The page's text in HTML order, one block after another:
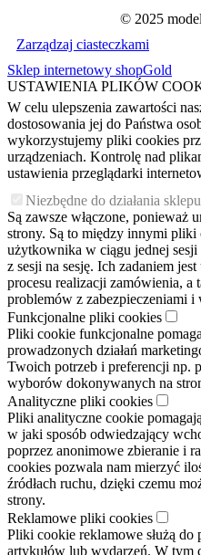
© 2025
Zarządzaj ciasteczkami
Sklep internetowy shopGold
USTAWIENIA PLIKÓW
W celu ulepszenia zawartości
dostosowania jej do Państwa
wykorzystujemy pliki cookies
urządzeniach. Kontrolę nad
ustawienia przeglądarki
Niezbędne do działania
Są zawsze włączone, ponieważ
strony. Są to między innymi pliki
użytkownika w ciągu jednej
z sesji na sesję. Ich zadaniem
procesu realizacji zamówienia,
problemów z zabezpieczeniami i
Funkcjonalne pliki cookies
Pliki cookie funkcjonalne
prowadzonych działań
Twoich potrzeb i preferencji np.
wyborów dokonywanych na
Analityczne pliki cookies
Pliki analityczne cookie
w jaki sposób odwiedzający
poprzez anonimowe zbieranie i
cookies pozwala nam mierzyć
źródłach ruchu, dzięki czemu
strony.
Reklamowe pliki cookies
Pliki cookie reklamowe służą do
artykułów lub wydarzeń. W tym